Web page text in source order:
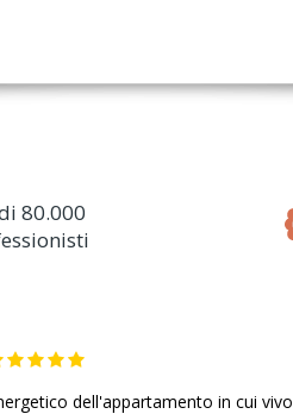
80.000
dell'appartamento in cui